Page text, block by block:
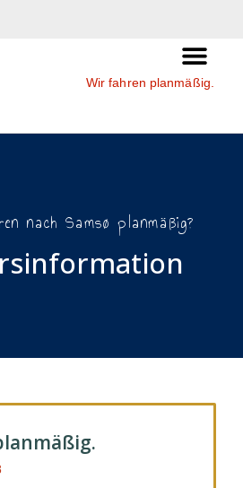
Wir fahren planmäßig.
nach Samsø planmäßig?